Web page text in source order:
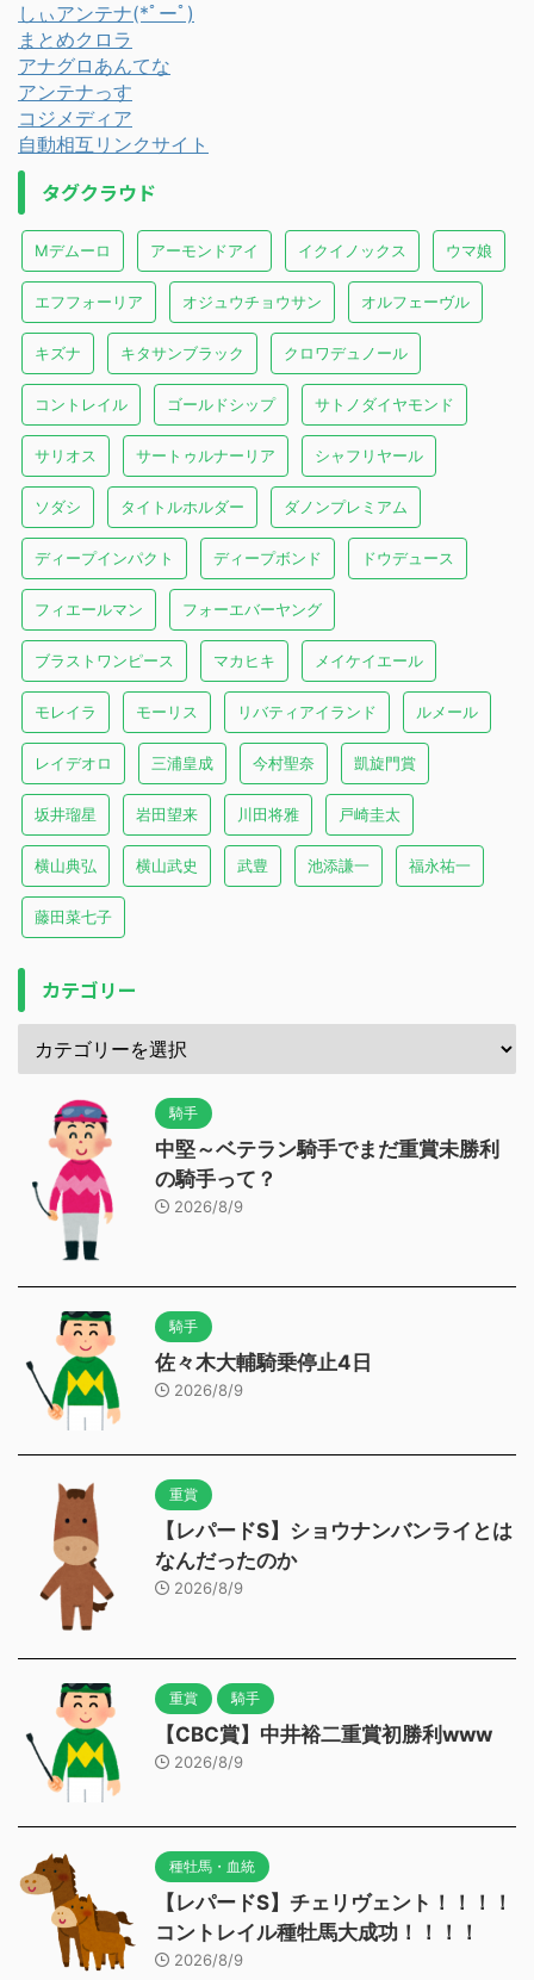
しぃアンテナ(*ﾟーﾟ)
まとめクロラ
アナグロあんてな
アンテナっす
コジメディア
自動相互リンクサイト
タグクラウド
Mデムーロ アーモンドアイ イクイノックス ウマ娘
エフフォーリア オジュウチョウサン オルフェーヴル
キズナ キタサンブラック クロワデュノール
コントレイル ゴールドシップ サトノダイヤモンド
サリオス サートゥルナーリア シャフリヤール
ソダシ タイトルホルダー ダノンプレミアム
ディープインパクト ディープボンド ドウデュース
フィエールマン フォーエバーヤング
ブラストワンピース マカヒキ メイケイエール
モレイラ モーリス リバティアイランド ルメール
レイデオロ 三浦皇成 今村聖奈 凱旋門賞
坂井瑠星 岩田望来 川田将雅 戸崎圭太
横山典弘 横山武史 武豊 池添謙一 福永祐一
藤田菜七子
カテゴリー
騎手
中堅～ベテラン騎手でまだ重賞未勝利
の騎手って？
2026/8/9
騎手
佐々木大輔騎乗停止4日
2026/8/9
重賞
【レパードS】ショウナンバンライとは
なんだったのか
2026/8/9
重賞 騎手
【CBC賞】中井裕二重賞初勝利www
2026/8/9
種牡馬・血統
【レパードS】チェリヴェント！！！！
コントレイル種牡馬大成功！！！！
2026/8/9